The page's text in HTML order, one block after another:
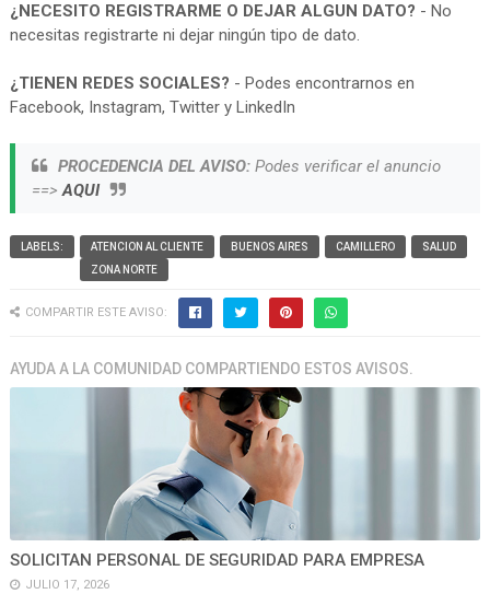
¿NECESITO REGISTRARME O DEJAR ALGUN DATO? - No
necesitas registrarte ni dejar ningún tipo de dato.
¿TIENEN REDES SOCIALES? - Podes encontrarnos en
Facebook, Instagram, Twitter y LinkedIn
PROCEDENCIA DEL AVISO:Podes verificar el anuncio
==>AQUI
LABELS: ATENCION AL CLIENTE BUENOS AIRES CAMILLERO
SALUD
ZONA NORTE
COMPARTIR ESTE AVISO:
AYUDA A LA COMUNIDAD COMPARTIENDO ESTOS AVISOS.
SOLICITAN PERSONAL DE SEGURIDAD PARA EMPRESA
JULIO 17, 2026